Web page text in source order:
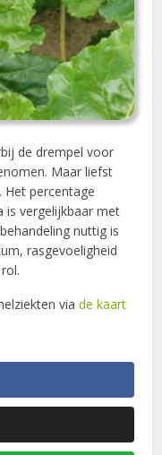
de drempel voor
Maar liefst
Het percentage
is vergelijkbaar met
behandeling nuttig is
rasgevoeligheid
viade kaart